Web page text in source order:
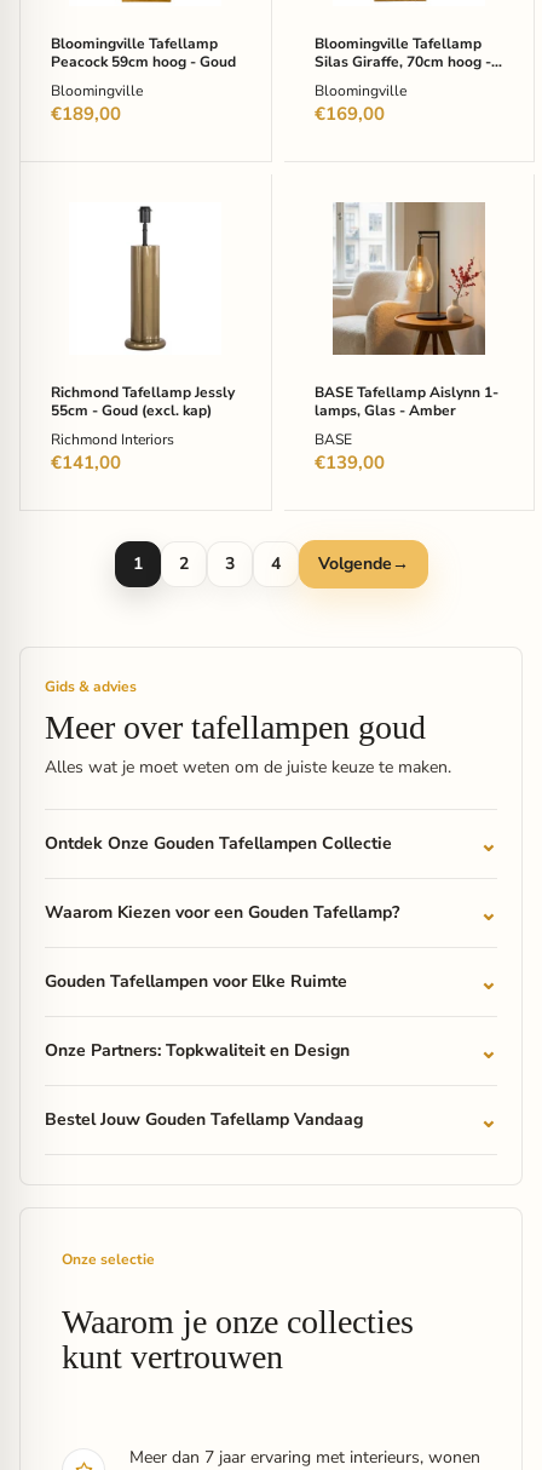
Bloomingville Tafellamp
Peacock 59cm hoog - Goud
Bloomingville
€189,00
Bloomingville Tafellamp
Silas Giraffe, 70cm hoog -
Bloomingville
€169,00
Richmond Tafellamp Jessly
55cm - Goud (excl. kap)
Richmond Interiors
€141,00
BASE
Tafellamp
Aislynn
lamps,
Glas
BASE Tafellamp Aislynn 1-
lamps, Glas - Amber
BASE
€139,00
1 2 3 4 Volgende→
Gids & advies
Meer over tafellampen goud
Alles wat je moet weten om de juiste keuze te maken.
Ontdek Onze Gouden Tafellampen Collectie
Waarom Kiezen voor een Gouden Tafellamp?
Gouden Tafellampen voor Elke Ruimte
Onze Partners: Topkwaliteit en Design
Bestel Jouw Gouden Tafellamp Vandaag
Onze selectie
Waarom je onze collecties
kunt vertrouwen
Meer dan 7 jaar ervaring met interieurs, wonen